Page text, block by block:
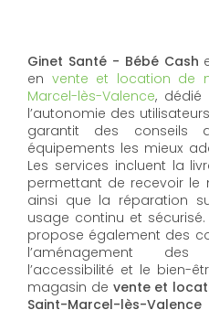
Ginet Santé - Bébé Cash
en vente et location de
Marcel-lès-Valence, dédié
l’autonomie des
garantit des conseils
équipements les mieux
Les services incluent la
permettant de recevoir le
ainsi que la réparation
usage continu et sécurisé.
propose également des
l’aménagement
l’accessibilité et le bien-
magasin de vente et
Saint-Marcel-lès-Valence